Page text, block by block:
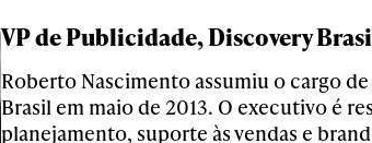
VP de Publicidade, Discovery
Roberto Nascimento assumiu o cargo
Brasil em maio de 2013. O executivo é
planejamento, suporte às vendas e